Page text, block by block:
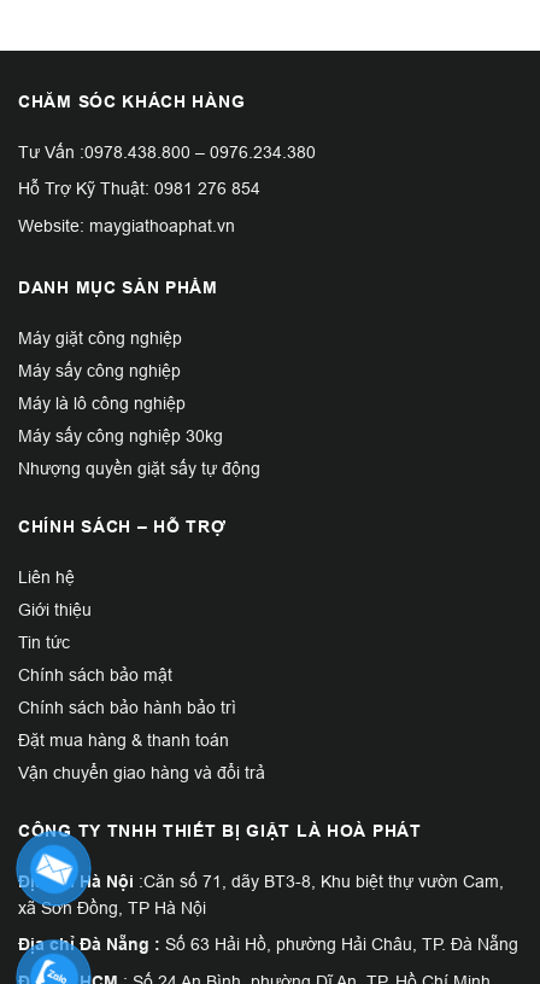
CHĂM SÓC KHÁCH HÀNG
Tư Vấn :0978.438.800 – 0976.234.380
Hỗ Trợ Kỹ Thuật: 0981 276 854
Website: maygiathoaphat.vn
DANH MỤC SẢN PHẨM
Máy giặt công nghiệp
Máy sấy công nghiệp
Máy là lô công nghiệp
Máy sấy công nghiệp 30kg
Nhượng quyền giặt sấy tự động
CHÍNH SÁCH – HỖ TRỢ
Liên hệ
Giới thiệu
Tin tức
Chính sách bảo mật
Chính sách bảo hành bảo trì
Đặt mua hàng & thanh toán
Vận chuyển giao hàng và đổi trả
CÔNG TY TNHH THIẾT BỊ GIẶT LÀ HOÀ PHÁT
Địa chỉ Hà Nội :Căn số 71, dãy BT3-8, Khu biệt thự vườn Cam,
xã Sơn Đồng, TP Hà Nội
Địa chỉ Đà Nẵng : Số 63 Hải Hồ, phường Hải Châu, TP. Đà Nẵng